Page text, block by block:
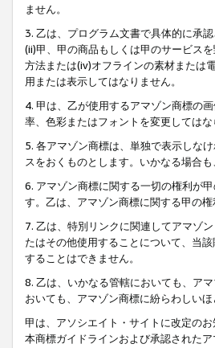
ません。
3. 乙は、プログラム文書で具体的に承
(ii)甲、甲の商品もしくは甲のサービス
方法または(iv)オフラインの素材または
用または表示してはなりません。
4. 甲は、乙が使用するアマゾン商標の
率、色彩またはフォントを変更しては
5. 各アマゾン商標は、単独で表示しな
スをおくものとします。いかなる場合
6. アマゾン商標に関する一切の権利が
す。乙は、アマゾン商標に関する甲の
7. 乙は、特別リンクに関連してアマゾ
たはその他使用することについて、当
することはできません。
8. 乙は、いかなる管轄においても、ア
おいても、アマゾン商標に紛らわしい
甲は、アソシエイト・サイトに改定の
本商標ガイドラインおよび承認された